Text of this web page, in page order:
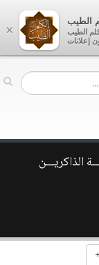
الذاكريـــن
+
×
الطيب
الطيب
إعلانات